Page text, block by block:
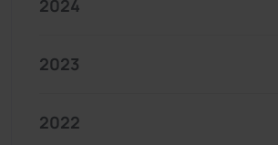
2024
2023
2022